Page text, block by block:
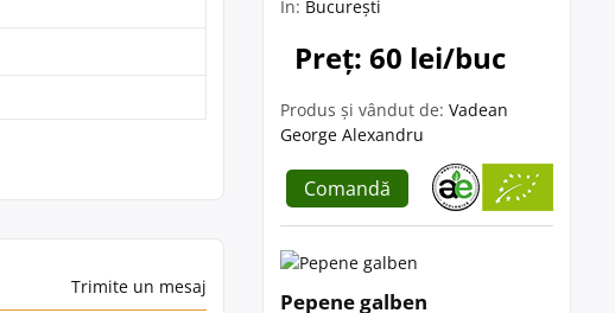
Trimite un mesaj
În: București
Preț: 60 lei/buc
Produs și vândut de: Vadean
George Alexandru
Comandă
Pepene galben